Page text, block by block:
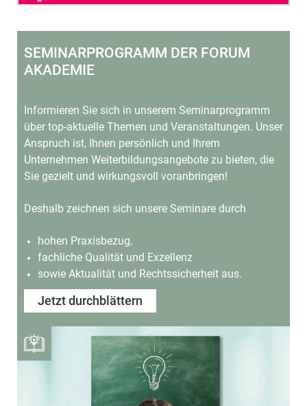
SEMINARPROGRAMM DER FORUM
AKADEMIE
Informieren Sie sich in unserem Seminarprogramm
über top-aktuelle Themen und Veranstaltungen. Unser
Anspruch ist, Ihnen persönlich und Ihrem
Unternehmen Weiterbildungsangebote zu bieten, die
Sie gezielt und wirkungsvoll voranbringen!
Deshalb zeichnen sich unsere Seminare durch
hohen Praxisbezug,
fachliche Qualität und Exzellenz
sowie Aktualität und Rechtssicherheit aus.
Jetzt durchblättern